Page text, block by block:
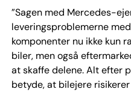
”Sagen med Mercedes-
leveringsproblemerne
komponenter nu ikke kun
biler, men også
at skaffe delene. Alt efter
betyde, at bilejere